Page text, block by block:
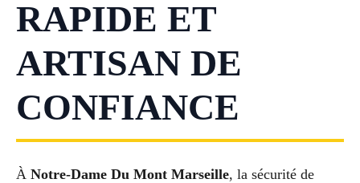
RAPIDE ET
ARTISAN DE
CONFIANCE
À Notre-Dame Du Mont Marseille, la sécurité de